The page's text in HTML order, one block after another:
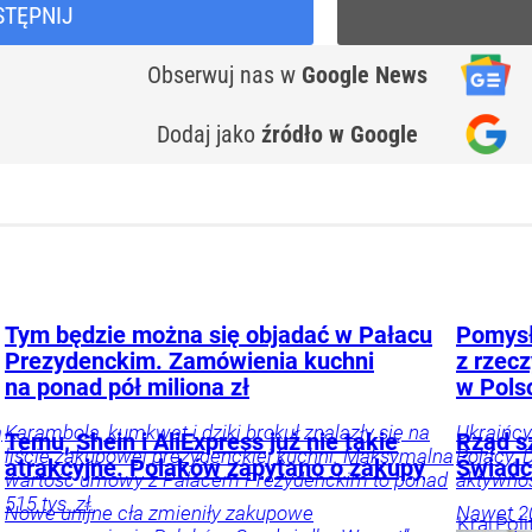
Obserwuj nas w Google News
Dodaj jako źródło w Google
Tym będzie można się objadać w Pałacu
Prezydenckim. Zamówienia kuchni
na ponad pół miliona zł
Karambola, kumkwat i dziki brokuł znalazły się na
liście zakupowej prezydenckiej kuchni. Maksymalna
wartość umowy z Pałacem Prezydenckim to ponad
515 tys. zł.
z
w
Polacy.
Kraj
Temu, Shein i AliExpress już nie takie
atrakcyjne. Polaków zapytano o zakupy
Nowe unijne cła zmieniły zakupowe
Rząd
Nawet